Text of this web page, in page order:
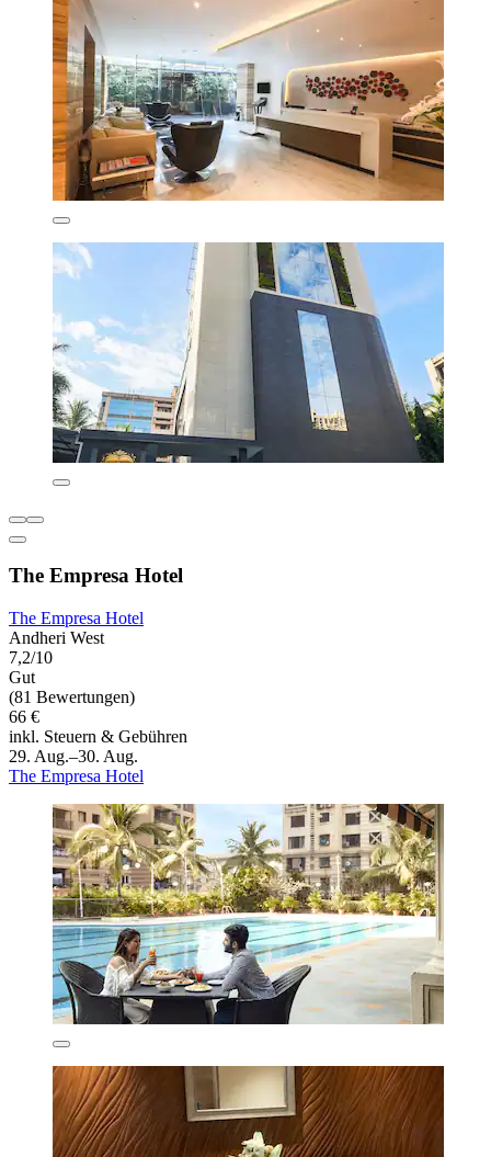
The Empresa Hotel
The Empresa Hotel
Andheri West
7,2/10
Gut
(81 Bewertungen)
66 €
inkl. Steuern & Gebühren
29. Aug.–30. Aug.
The Empresa Hotel